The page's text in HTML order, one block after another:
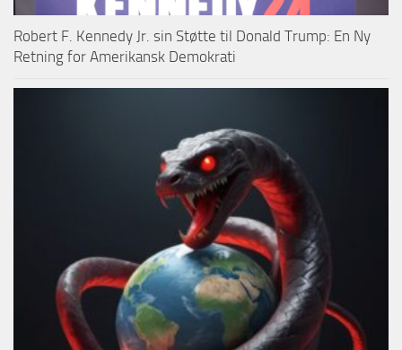
Robert F. Kennedy Jr. sin Støtte til Donald Trump: En Ny
Retning for Amerikansk Demokrati